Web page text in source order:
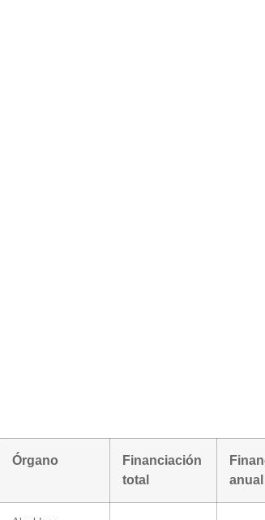
Órgano
Financiación
total
anual